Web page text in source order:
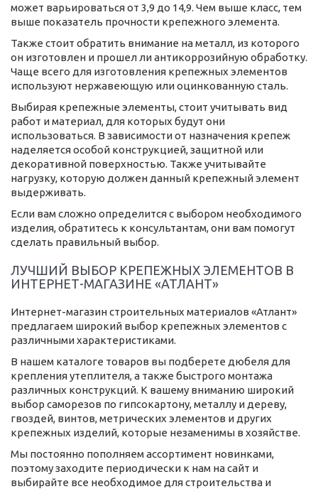
может варьироваться от 3,9 до 14,9. Чем выше класс, тем
выше показатель прочности крепежного элемента.
Также стоит обратить внимание на металл, из которого
он изготовлен и прошел ли антикоррозийную обработку.
Чаще всего для изготовления крепежных элементов
используют нержавеющую или оцинкованную сталь.
Выбирая крепежные элементы, стоит учитывать вид
работ и материал, для которых будут они
использоваться. В зависимости от назначения крепеж
наделяется особой конструкцией, защитной или
декоративной поверхностью. Также учитывайте
нагрузку, которую должен данный крепежный элемент
выдерживать.
Если вам сложно определится с выбором необходимого
изделия, обратитесь к консультантам, они вам помогут
сделать правильный выбор.
ЛУЧШИЙ ВЫБОР КРЕПЕЖНЫХ ЭЛЕМЕНТОВ В
ИНТЕРНЕТ-МАГАЗИНЕ «АТЛАНТ»
Интернет-магазин строительных материалов «Атлант»
предлагаем широкий выбор крепежных элементов с
различными характеристиками.
В нашем каталоге товаров вы подберете дюбеля для
крепления утеплителя, а также быстрого монтажа
различных конструкций. К вашему вниманию широкий
выбор саморезов по гипсокартону, металлу и дереву,
гвоздей, винтов, метрических элементов и других
крепежных изделий, которые незаменимы в хозяйстве.
Мы постоянно пополняем ассортимент новинками,
поэтому заходите периодически к нам на сайт и
выбирайте все необходимое для строительства и